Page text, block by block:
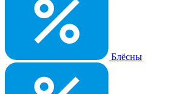
Блёсны